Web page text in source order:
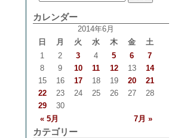
カレンダー
2014年6月
日
月 火 水 木 金 土
« 5月 7月 »
1 2 3 4 5 6
7
8
9 10 11 12 13
14
15
16 17 18 19 20
21
22
23 24 25 26 27
28
29
30
カテゴリー